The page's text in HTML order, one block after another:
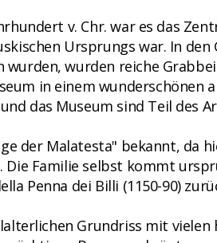
v. Chr. war es das
Ursprungs war. In
wurden, wurden reiche
in einem wunderschönen
das Museum sind Teil des
der Malatesta" bekannt, da
Die Familie selbst kommt
Penna dei Billi (1150-90)
Grundriss mit vielen